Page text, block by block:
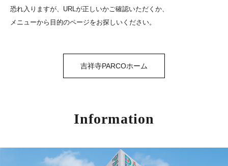
恐れ入りますが、URLが正しいかご確認いただくか、
メニューから目的のページをお探しいください。
吉祥寺PARCOホーム
Information